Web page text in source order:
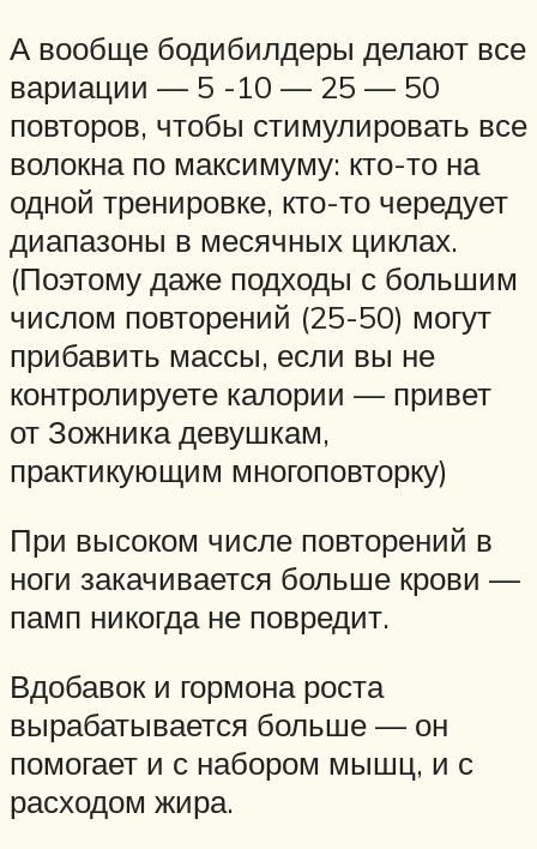
А вообще бодибилдеры делают все
вариации — 5 -10 — 25 — 50
повторов, чтобы стимулировать все
волокна по максимуму: кто-то на
одной тренировке, кто-то чередует
диапазоны в месячных циклах.
(Поэтому даже подходы с большим
числом повторений (25-50) могут
прибавить массы, если вы не
контролируете калории — привет
от Зожника девушкам,
практикующим многоповторку)
При высоком числе повторений в
ноги закачивается больше крови —
памп никогда не повредит.
Вдобавок и гормона роста
вырабатывается больше — он
помогает и с набором мышц, и с
расходом жира.